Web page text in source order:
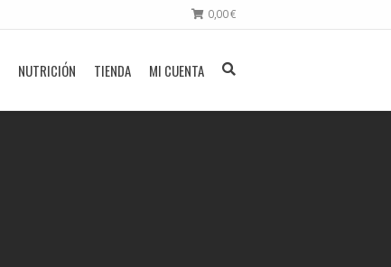
0,00€
NUTRICIÓN TIENDA MI CUENTA